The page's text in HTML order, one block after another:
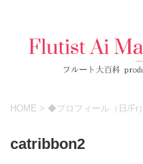
HOME > ◆プロフィール（日/Fr）
catribbon2